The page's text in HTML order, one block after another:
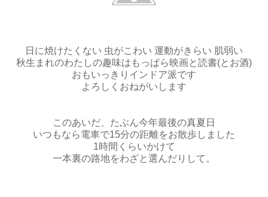
日に焼けたくない 虫がこわい 運動がきらい 肌弱い
秋生まれのわたしの趣味はもっぱら映画と読書(とお酒)
おもいっきりインドア派です
よろしくおねがいします
このあいだ、たぶん今年最後の真夏日
いつもなら電車で15分の距離をお散歩しました
1時間くらいかけて
一本裏の路地をわざと選んだりして。